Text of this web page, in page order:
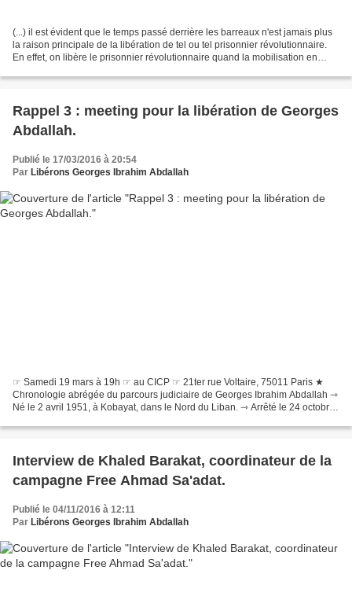
(...) il est évident que le temps passé derrière les barreaux n'est jamais plus
la raison principale de la libération de tel ou tel prisonnier révolutionnaire.
En effet, on libère le prisonnier révolutionnaire quand la mobilisation en
Rappel 3 : meeting pour la libération de Georges
Abdallah.
Publié le 17/03/2016 à 20:54
Par Libérons Georges Ibrahim Abdallah
☞ Samedi 19 mars à 19h ☞ au CICP ☞ 21ter rue Voltaire, 75011 Paris ★
Chronologie abrégée du parcours judiciaire de Georges Ibrahim Abdallah ⇾
Né le 2 avril 1951, à Kobayat, dans le Nord du Liban. ⇾ Arrêté le 24 octobre
Interview de Khaled Barakat, coordinateur de la
campagne Free Ahmad Sa'adat.
Publié le 04/11/2016 à 12:11
Par Libérons Georges Ibrahim Abdallah